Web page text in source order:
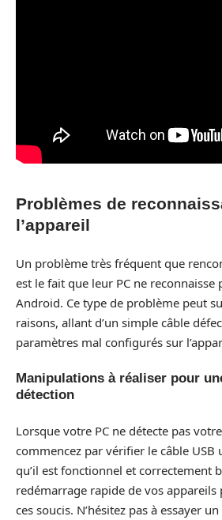
Problèmes de
l’appareil
Un problème très fréquent que
est le fait que leur PC ne reconnaisse
Android. Ce type de problème peut
raisons, allant d’un simple câble
paramètres mal configurés sur
Manipulations à réaliser pour
détection
Lorsque votre PC ne détecte pas
commencez par vérifier le câble USB
qu’il est fonctionnel et correctement
redémarrage rapide de vos
ces soucis. N’hésitez pas à essayer